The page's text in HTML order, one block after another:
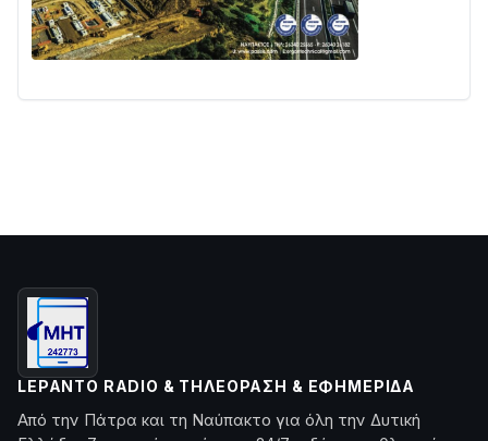
LEPANTO RADIO & ΤΗΛΕΌΡΑΣΗ & ΕΦΗΜΕΡΊΔΑ
Από την Πάτρα και τη Ναύπακτο για όλη την Δυτική